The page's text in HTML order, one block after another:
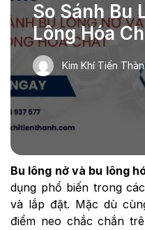
So Sánh Bu
Lông Hóa
Kim Khí Tiến
Bu lông nở và bu lông
dụng phổ biến trong
và lắp đặt. Mặc dù
điểm neo chắc chắn